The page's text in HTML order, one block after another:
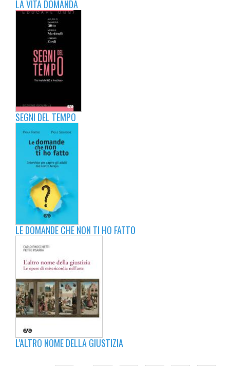
LA VITA DOMANDA
SEGNI DEL TEMPO
LE DOMANDE CHE NON TI HO FATTO
L'ALTRO NOME DELLA GIUSTIZIA